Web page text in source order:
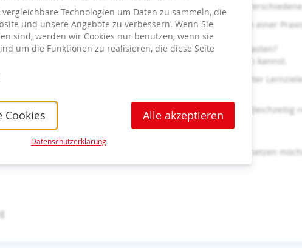
Arbeitsprozesse integrieren kannst. Dabei behandeln wir
Wie kannst du einen effizienten Workflow aufbauen? In einer
Förderung unterstützt.
Aufgaben und die strukturierte Nachbereitung mit KI entlasten?
du ChatGPT für deine persönliche Arbeitsorganisation nutzen kannst.
: Du übst z. B., wie KI beim Formulieren kompetenzorientierter
Sie mit KI Zeit sparen, Arbeitsprozesse erleichtern und gleichzeitig
die KI-Tools aktiv in ihrem Arbeitsalltag einsetzen
Technologien um Daten zu sammeln, die
und unsere Angebote zu verbessern. Wenn Sie
sind, werden wir Cookies nur benutzen, wenn sie
um die Funktionen zu realisieren, die diese Seite
Cookies Alle akzeptieren
Datenschutzerklärung